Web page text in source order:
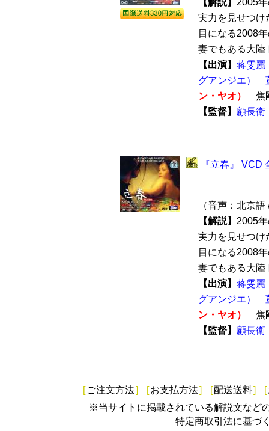
実力を見せつけ
目になる2008
妻でもある大陸
【出演】 蒋雯麗
グアンジエ）
ン・ヤオ）
焦
【監督】 顧長衛
『立春』 VCD
（音声：北京
【解説】 2005
実力を見せつけ
目になる2008
妻でもある大陸
【出演】 蒋雯麗
グアンジエ）
ン・ヤオ）
焦
【監督】 顧長衛
[ ご注文方法] [お支払方法] [配送送料] [
※当サイトに掲載されている解説文など
特定商取引法に基づ